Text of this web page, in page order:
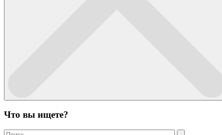
Что вы ищете?